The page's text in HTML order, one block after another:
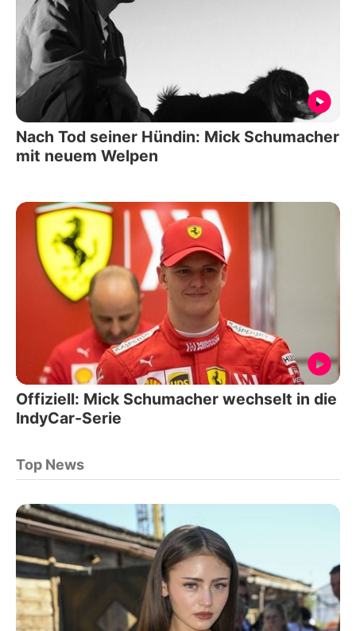
Nach Tod seiner Hündin: Mick Schumacher
mit neuem Welpen
Offiziell: Mick Schumacher wechselt in die
IndyCar-Serie
Top News